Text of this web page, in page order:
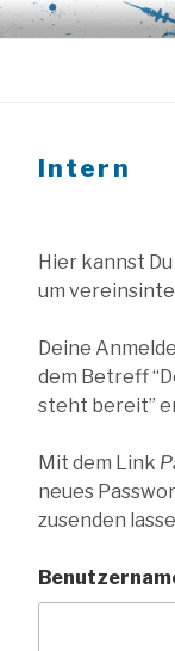
Zum
InhaltA-Cappella
Intern
Hier kannst
um
Deine
dem Betreff
steht bereit”
Mit dem Link
neues
zusenden